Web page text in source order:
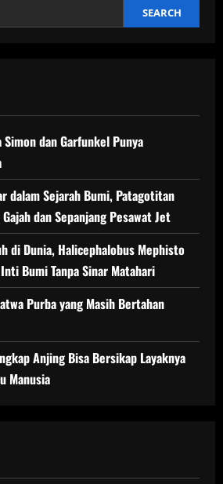
SEARCH
dan Garfunkel Punya
dalam Sejarah Bumi, Patagotitan
dan Sepanjang Pesawat Jet
di Dunia, Halicephalobus Mephisto
Bumi Tanpa Sinar Matahari
Purba yang Masih Bertahan
Anjing Bisa Bersikap Layaknya
Manusia